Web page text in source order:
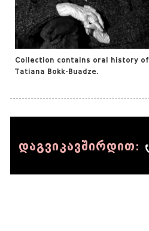
Collection contains oral history of
Tatiana Bokk-Buadze.
დაგვიკავშირდით: